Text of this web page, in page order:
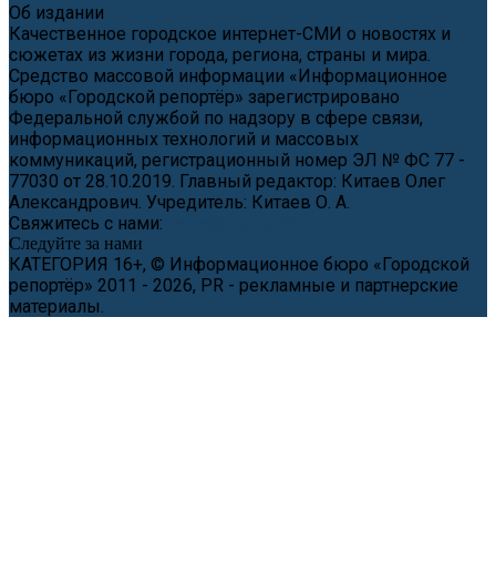
Об издании
Качественное городское интернет-СМИ о новостях и
сюжетах из жизни города, региона, страны и мира.
Средство массовой информации «Информационное
бюро «Городской репортёр» зарегистрировано
Федеральной службой по надзору в сфере связи,
информационных технологий и массовых
коммуникаций, регистрационный номер ЭЛ № ФС 77 -
77030 от 28.10.2019. Главный редактор: Китаев Олег
Александрович. Учредитель: Китаев О. А.
Свяжитесь с нами:
Следуйте за нами
КАТЕГОРИЯ 16+, © Информационное бюро «Городской
репортёр» 2011 - 2026, PR - рекламные и партнерские
материалы.